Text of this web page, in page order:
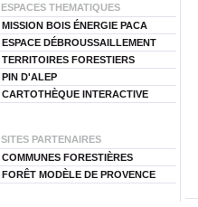
ESPACES THEMATIQUES
MISSION BOIS ÉNERGIE PACA
ESPACE DÉBROUSSAILLEMENT
TERRITOIRES FORESTIERS
PIN D'ALEP
CARTOTHÈQUE INTERACTIVE
SITES PARTENAIRES
COMMUNES FORESTIÈRES
FORÊT MODÈLE DE PROVENCE